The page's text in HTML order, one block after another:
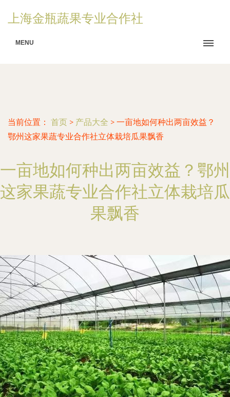
上海金瓶蔬果专业合作社
MENU
当前位置： 首页 > 产品大全 > 一亩地如何种出两亩效益？
鄂州这家果蔬专业合作社立体栽培瓜果飘香
一亩地如何种出两亩效益？鄂州
这家果蔬专业合作社立体栽培瓜
果飘香